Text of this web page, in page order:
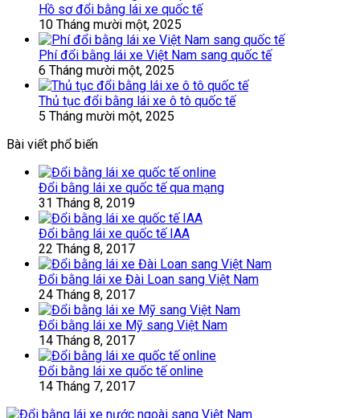
Hồ sơ đổi bằng lái xe quốc tế
10 Tháng mười một, 2025
Phí đổi bằng lái xe Việt Nam sang quốc tế
6 Tháng mười một, 2025
Thủ tục đổi bằng lái xe ô tô quốc tế
5 Tháng mười một, 2025
Bài viết phổ biến
Đổi bằng lái xe quốc tế qua mạng
31 Tháng 8, 2019
Đổi bằng lái xe quốc tế IAA
22 Tháng 8, 2017
Đổi bằng lái xe Đài Loan sang Việt Nam
24 Tháng 8, 2017
Đổi bằng lái xe Mỹ sang Việt Nam
14 Tháng 8, 2017
Đổi bằng lái xe quốc tế online
14 Tháng 7, 2017